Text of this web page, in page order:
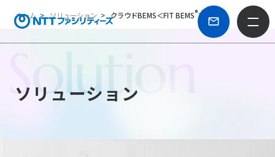
ホーム ソリューション クラウドBEMS＜FIT BEMS®＞
Solution
ソリューション